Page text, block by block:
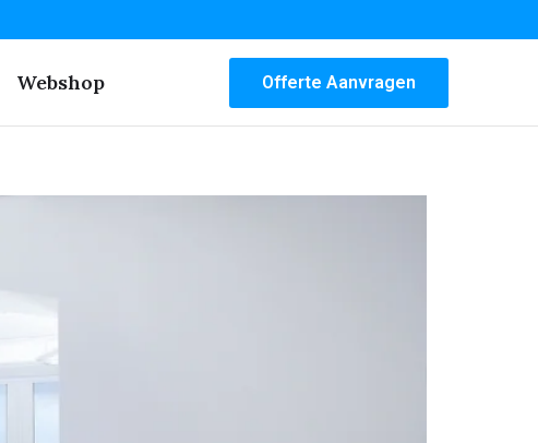
Webshop Offerte Aanvragen